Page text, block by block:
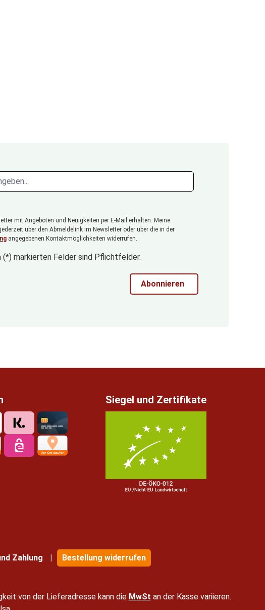
mit Angeboten und Neuigkeiten per E-Mail erhalten. Meine
über den Abmeldelink im Newsletter oder über die in der
angegebenen Kontaktmöglichkeiten widerrufen.
(*) markierten Felder sind Pflichtfelder.
Abonnieren
Siegel und Zertifikate
Zahlung Bestellung widerrufen
von der Lieferadresse kann die MwSt an der Kasse variieren.